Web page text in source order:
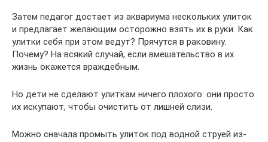
Затем педагог достает из аквариума нескольких улиток
и предлагает желающим осторожно взять их в руки. Как
улитки себя при этом ведут? Прячутся в раковину.
Почему? На всякий случай, если вмешательство в их
жизнь окажется враждебным.
Но дети не сделают улиткам ничего плохого: они просто
их искупают, чтобы очистить от лишней слизи.
Можно сначала промыть улиток под водной струей из-